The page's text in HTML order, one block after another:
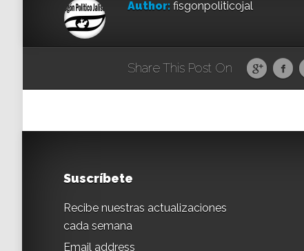
Author: fisgonpoliticojal
Share This Post On
Suscríbete
Recibe nuestras actualizaciones
cada semana
Email address